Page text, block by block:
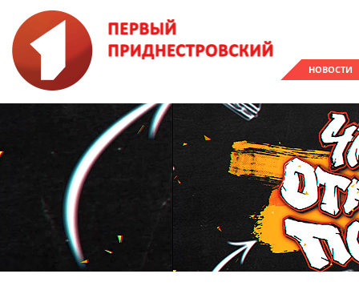
НОВОСТИ